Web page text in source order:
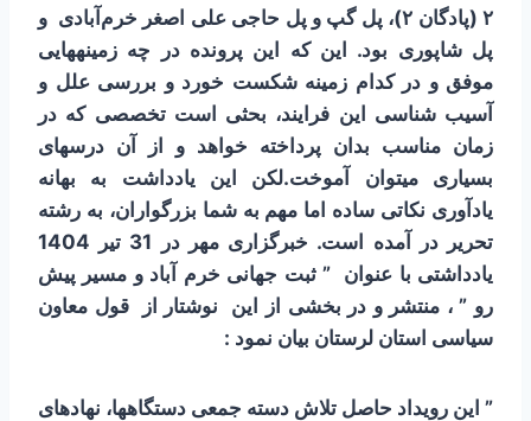
۲ (پادگان ۲)، پل گپ و پل حاجی علی اصغر خرم‌آبادی
و
پل شاپوری بود. این که این پرونده در چه زمینه­هایی
موفق و در کدام زمینه شکست خورد و بررسی علل و
آسیب شناسی این فرایند، بحثی است تخصصی که در
زمان مناسب بدان پرداخته خواهد و از آن درس­های
بسیاری می­توان آموخت.لکن این یادداشت به بهانه
یادآوری نکاتی ساده اما مهم به شما بزرگواران، به رشته
تحریر در آمده است.
خبرگزاری مهر در 31 تیر 1404
یادداشتی با عنوان ” ثبت جهانی خرم آباد و مسیر پیش
رو ” ، منتشر و در بخشی از این نوشتار از قول معاون
سیاسی استان لرستان بیان نمود :
” این رویداد حاصل تلاش دسته جمعی دستگاه­ها، نهادهای